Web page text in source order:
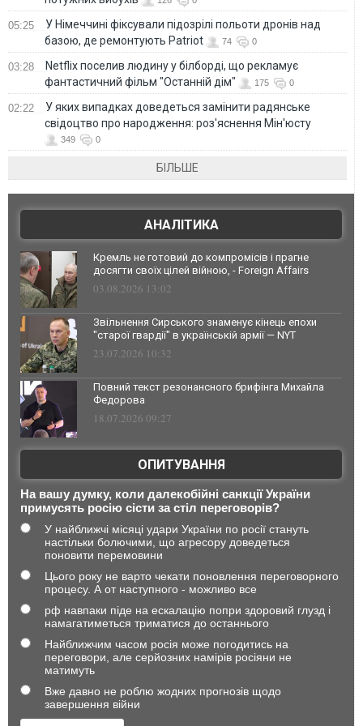
05:25
У Німеччині фіксували підозрілі польоти дронів над
базою, де ремонтують Patriot
74 0
03:28
Netflix поселив людину у білборді, що рекламує
фантастичний фільм "Останній дім"
175 0
02:22
У яких випадках доведеться замінити радянське
свідоцтво про народження: роз'яснення Мін'юсту
349 0
БІЛЬШЕ
АНАЛІТИКА
Кремль не готовий до компромісів і прагне
досягти своїх цілей війною, - Foreign Affairs
03.08.2026 13:02
Звільнення Сирського знаменує кінець епохи
"старої гвардії" в українській армії — NYT
23.07.2026 10:32
Повний текст резонансного брифінга Михайла
Федорова
18.07.2026 09:27
ОПИТУВАННЯ
На вашу думку, коли далекобійні санкції України
примусять росію сісти за стіл переговорів?
У найближчі місяці удари України по росії стануть
настільки болючими, що агресору доведеться
поновити перемовини
Цього року не варто чекати поновлення переговорного
процесу. А от наступного - можливо все
рф навпаки піде на ескалацію попри здоровий глузд і
намагатиметься триматися до останнього
Найближчим часом росія може погодитись на
переговори, але серйозних намірів росіяни не
матимуть
Вже давно не роблю жодних прогнозів щодо
завершення війни